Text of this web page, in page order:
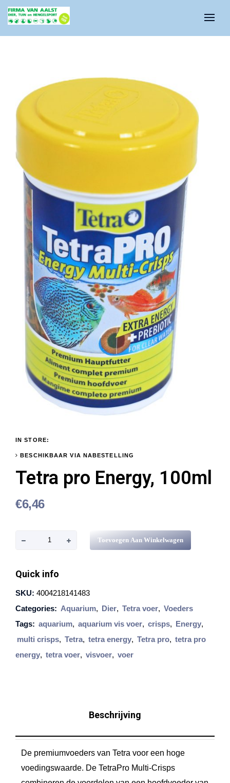
IN STORE:
BESCHIKBAAR VIA NABESTELLING
Tetra pro Energy, 100ml
€6,46
t
y
Toevoegen Aan Winkelwagen
Quick info
SKU: 4004218141483
Categories: Aquarium, Dier, Tetra voer, Voeders
Tags: aquarium, aquarium vis voer, crisps, Energy,
multi crisps, Tetra, tetra energy, Tetra pro, tetra pro
energy, tetra voer, visvoer, voer
Beschrijving
De premiumvoeders van Tetra voor een hoge
voedingswaarde. De TetraPro Multi-Crisps